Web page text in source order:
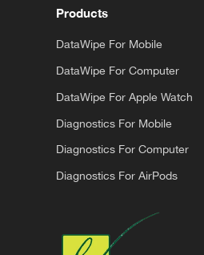
Products
DataWipe For Mobile
DataWipe For Computer
DataWipe For Apple Watch
Diagnostics For Mobile
Diagnostics For Computer
Diagnostics For AirPods